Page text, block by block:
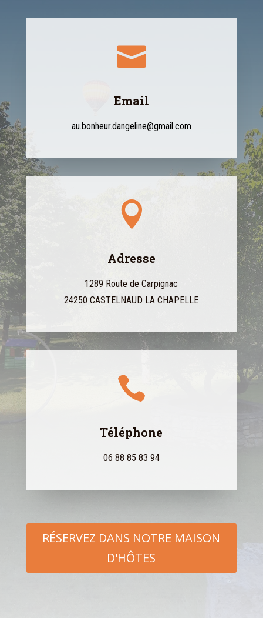

Email
au.bonheur.dangeline@gmail.com

Adresse
1289 Route de Carpignac
24250 CASTELNAUD LA CHAPELLE

Téléphone
06 88 85 83 94
RÉSERVEZ DANS NOTRE MAISON
D'HÔTES